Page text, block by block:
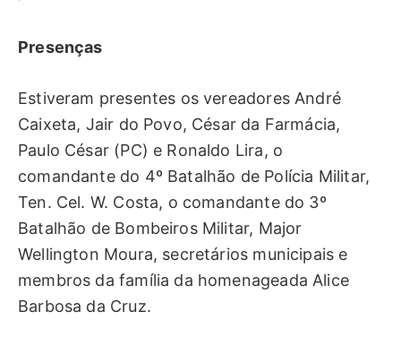
Presenças
Estiveram presentes os vereadores André
Caixeta, Jair do Povo, César da Farmácia,
Paulo César (PC) e Ronaldo Lira, o
comandante do 4º Batalhão de Polícia Militar,
Ten. Cel. W. Costa, o comandante do 3º
Batalhão de Bombeiros Militar, Major
Wellington Moura, secretários municipais e
membros da família da homenageada Alice
Barbosa da Cruz.